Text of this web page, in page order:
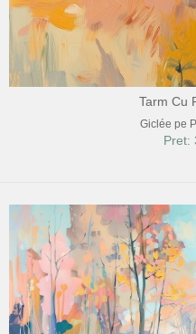
Tarm Cu
Giclée pe
Pret: